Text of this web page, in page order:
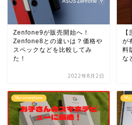
Zenfone9が販売開始へ！
Zenfone8との違いは？価格や
スペックなどを比較してみ
た！
2022年8月2日
が
料
な
My-smartphone My-